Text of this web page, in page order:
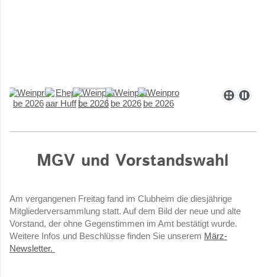
MGV und Vorstandswahl
Am vergangenen Freitag fand im Clubheim die diesjährige
Mitgliederversammlung statt. Auf dem Bild der neue und alte
Vorstand, der ohne Gegenstimmen im Amt bestätigt wurde.
Weitere Infos und Beschlüsse finden Sie unserem März-
Newsletter.